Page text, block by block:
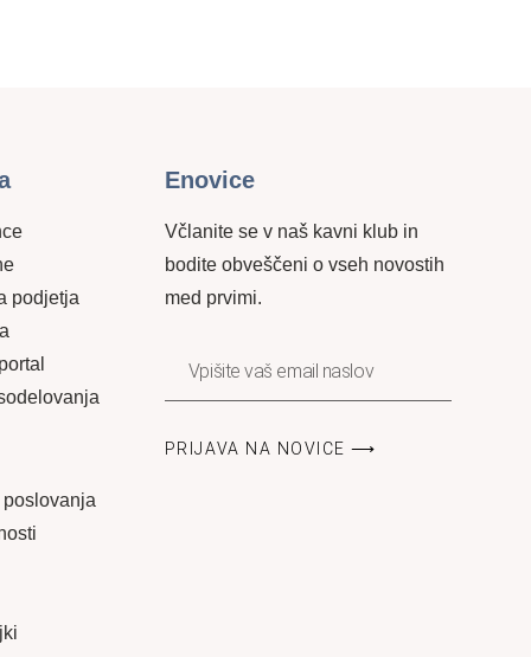
podjetja
Enovice
Včlanite se v naš kavni klub in
bodite obveščeni o vseh novostih
med prvimi.
PRIJAVA NA NOVICE ⟶